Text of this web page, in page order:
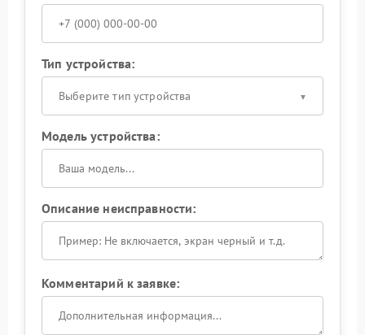
Тип устройства:
Выберите тип устройства
Модель устройства:
Описание неисправности:
Комментарий к заявке: